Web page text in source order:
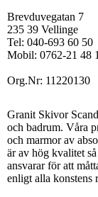
Brevduvegatan 7
235 39 Vellinge
Tel: 040-693 60 50
Mobil: 0762-21 48
Org.Nr: 11220130
Granit Skivor
och badrum. Våra
och marmor av
är av hög kvalitet
ansvarar för att
enligt alla konstens